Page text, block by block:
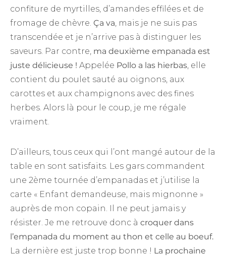
confiture de myrtilles, d’amandes effilées et de
fromage de chèvre. Ça va, mais je ne suis pas
transcendée et je n’arrive pas à distinguer les
saveurs. Par contre, ma deuxième empanada est
juste délicieuse ! Appelée Pollo a las hierbas, elle
contient du poulet sauté au oignons, aux
carottes et aux champignons avec des fines
herbes. Alors là pour le coup, je me régale
vraiment.
D’ailleurs, tous ceux qui l’ont mangé autour de la
table en sont satisfaits. Les gars commandent
une 2ème tournée d’empanadas et j’utilise la
carte « Enfant demandeuse, mais mignonne »
auprès de mon copain. Il ne peut jamais y
résister. Je me retrouve donc à croquer dans
l’empanada du moment au thon et celle au boeuf.
La dernière est juste trop bonne ! La prochaine